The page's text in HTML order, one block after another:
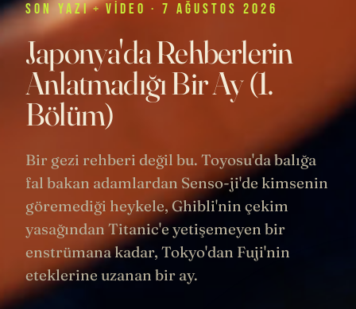
SON YAZI + VIDEO · 7 AĞUSTOS 2026
Japonya'da Rehberlerin
Anlatmadığı Bir Ay (1.
Bölüm)
Bir gezi rehberi değil bu. Toyosu'da balığa
fal bakan adamlardan Senso-ji'de kimsenin
göremediği heykele, Ghibli'nin çekim
yasağından Titanic'e yetişemeyen bir
enstrümana kadar, Tokyo'dan Fuji'nin
eteklerine uzanan bir ay.